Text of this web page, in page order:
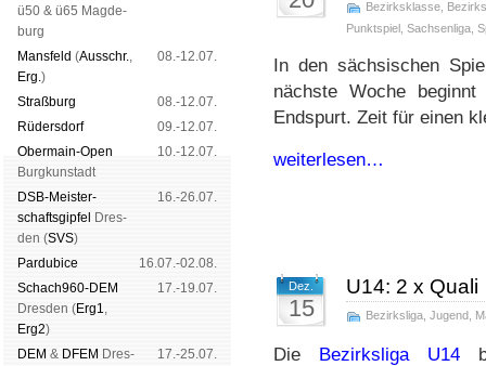
ü50 & ü65 Mag­de­
burg
Mans­feld (Aus­schr.,
Erg.)
08.-12.07.
Straß­burg
08.-12.07.
Rüders­dorf
09.-12.07.
Ober­main-Open
Burg­kun­stadt
10.-12.07.
DSB-Meister­
schafts­gipfel
Dres­
den (SVS)
16.-26.07.
Pardu­bice
16.07.-02.08.
Schach960-DEM
Dres­den (Erg1,
Erg2)
17.-19.07.
DEM & DFEM Dres­
17.-25.07.
Bezirksklasse
Punktspiel Sachsenliga
In den sächsischen
nächste Woche
Endspurt. Zeit für einen
weiterlesen…
Dez.
15
U14: 2 x Quali
Bezirksliga Jugend
Die Bezirksliga U14